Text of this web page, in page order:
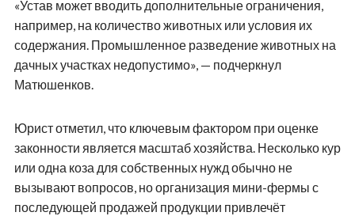
«Устав может вводить дополнительные ограничения,
например, на количество животных или условия их
содержания. Промышленное разведение животных на
дачных участках недопустимо», — подчеркнул
Матюшенков.
Юрист отметил, что ключевым фактором при оценке
законности является масштаб хозяйства. Несколько кур
или одна коза для собственных нужд обычно не
вызывают вопросов, но организация мини-фермы с
последующей продажей продукции привлечёт